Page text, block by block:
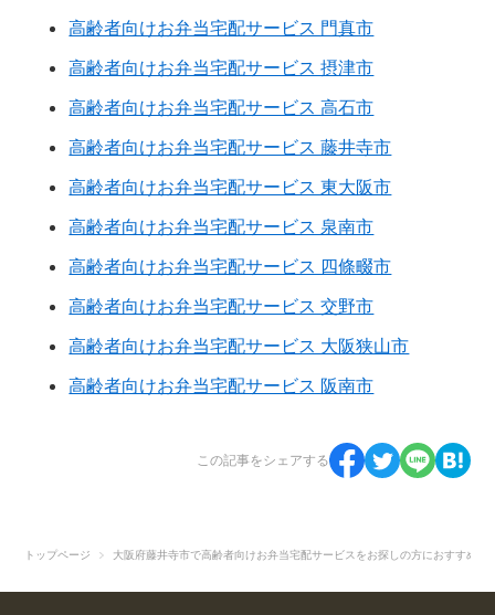
高齢者向けお弁当宅配サービス 門真市
高齢者向けお弁当宅配サービス 摂津市
高齢者向けお弁当宅配サービス 高石市
高齢者向けお弁当宅配サービス 藤井寺市
高齢者向けお弁当宅配サービス 東大阪市
高齢者向けお弁当宅配サービス 泉南市
高齢者向けお弁当宅配サービス 四條畷市
高齢者向けお弁当宅配サービス 交野市
高齢者向けお弁当宅配サービス 大阪狭山市
高齢者向けお弁当宅配サービス 阪南市
この記事をシェアする
トップページ 大阪府藤井寺市で高齢者向けお弁当宅配サービスをお探しの方におすすめ